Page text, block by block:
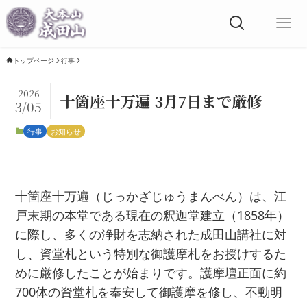
トップページ 行事
十箇座十万遍 3月7日まで厳修
2026
3/05
行事 お知らせ
十箇座十万遍（じっかざじゅうまんべん）は、江
戸末期の本堂である現在の釈迦堂建立（1858年）
に際し、多くの浄財を志納された成田山講社に対
し、資堂札という特別な御護摩札をお授けするた
めに厳修したことが始まりです。護摩壇正面に約
700体の資堂札を奉安して御護摩を修し、不動明